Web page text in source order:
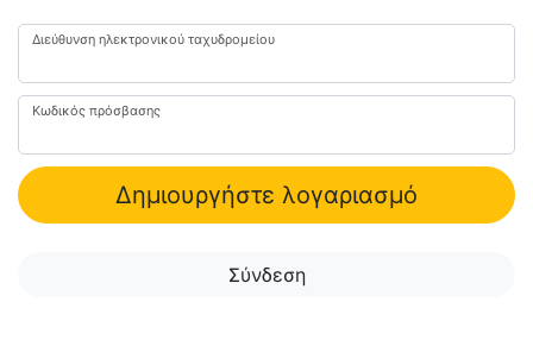
Διεύθυνση ηλεκτρονικού ταχυδρομείου
Κωδικός πρόσβασης
Δημιουργήστε λογαριασμό
Σύνδεση